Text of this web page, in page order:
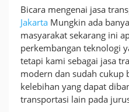
Bicara mengenai jasa
Jakarta Mungkin ada
masyarakat sekarang ini
perkembangan teknologi
tetapi kami sebagai jasa
modern dan sudah cukup
kelebihan yang dapat
transportasi lain pada